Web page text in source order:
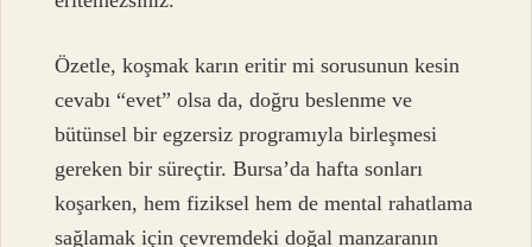
Özetle, koşmak karın eritir mi sorusunun kesin
cevabı “evet” olsa da, doğru beslenme ve
bütünsel bir egzersiz programıyla birleşmesi
gereken bir süreçtir. Bursa’da hafta sonları
koşarken, hem fiziksel hem de mental rahatlama
sağlamak için çevremdeki doğal manzaranın